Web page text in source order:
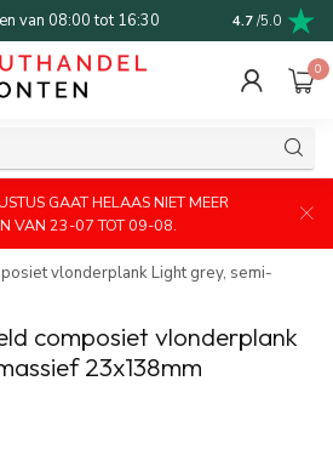
van 08:00 tot 16:30 Bel of mail
4.7 /5.0
0
GAAT HELAAS NIET MEER
VAN 23-07 TOT 09-08.
vlonderplank Light grey, semi-
composiet vlonderplank
23x138mm